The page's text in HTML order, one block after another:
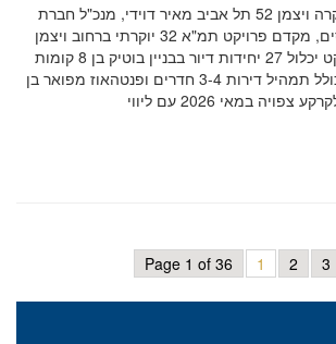
הכירו את פרויקט היוקרה ויצמן 52 תל אביב מאיר דוידי, מנכ"ל חברת
ניצנים אחזקות ופיננסים, מקדם פרויקט תמ"א 32 יוקרתי ברחוב ויצמן
52 בתל אביב. הפרויקט יכלול 27 יחידות דיור בבניין בוטיק בן 8 קומות
באזור כיכר המדינה, כולל תמהיל דירות 3-4 חדרים ופנטהאוז מפואר בן
Page 1 of 36 1 2 3